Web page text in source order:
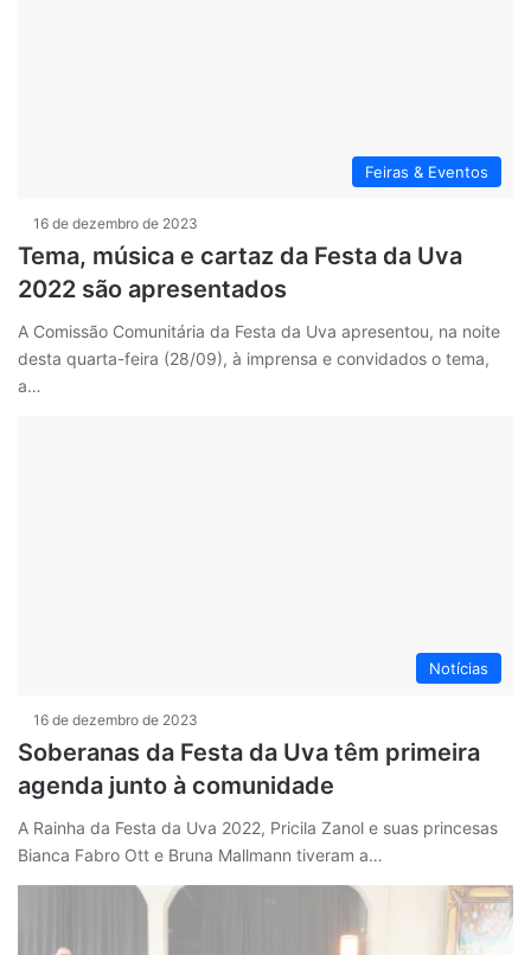
Feiras & Eventos
16 de dezembro de 2023
Tema, música e cartaz da Festa da Uva
2022 são apresentados
A Comissão Comunitária da Festa da Uva apresentou, na noite
desta quarta-feira (28/09), à imprensa e convidados o tema,
a…
Notícias
16 de dezembro de 2023
Soberanas da Festa da Uva têm primeira
agenda junto à comunidade
A Rainha da Festa da Uva 2022, Pricila Zanol e suas princesas
Bianca Fabro Ott e Bruna Mallmann tiveram a…